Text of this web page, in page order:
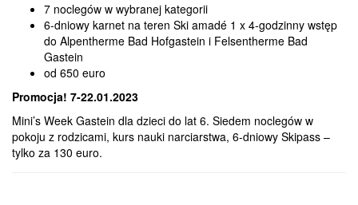
7 noclegów w wybranej kategorii
6-dniowy karnet na teren Ski amadé 1 x 4-godzinny wstęp
do Alpentherme Bad Hofgastein i Felsentherme Bad
Gastein
od 650 euro
Promocja! 7-22.01.2023
Mini’s Week Gastein dla dzieci do lat 6. Siedem noclegów w
pokoju z rodzicami, kurs nauki narciarstwa, 6-dniowy Skipass –
tylko za 130 euro.